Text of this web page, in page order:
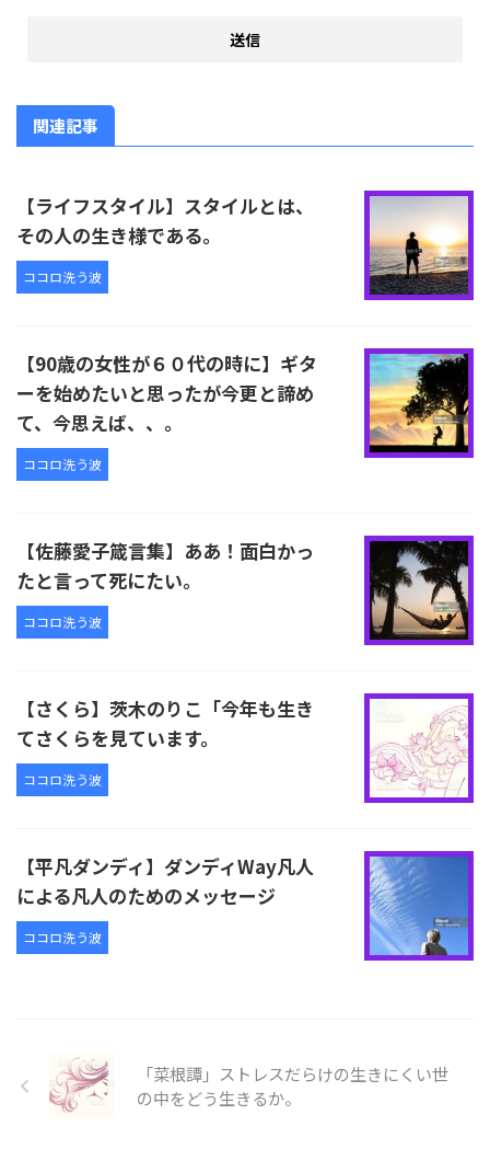
関連記事
【ライフスタイル】スタイルとは、
その人の生き様である。
ココロ洗う波
【90歳の女性が６０代の時に】ギタ
ーを始めたいと思ったが今更と諦め
て、今思えば、、。
ココロ洗う波
【佐藤愛子箴言集】ああ！面白かっ
たと言って死にたい。
ココロ洗う波
【さくら】茨木のりこ「今年も生き
てさくらを見ています。
ココロ洗う波
【平凡ダンディ】ダンディWay凡人
による凡人のためのメッセージ
ココロ洗う波
「菜根譚」ストレスだらけの生きにくい世
の中をどう生きるか。